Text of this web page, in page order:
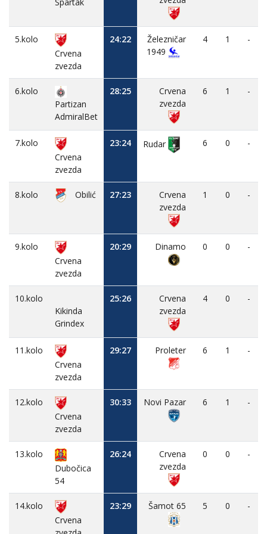
5.kolo
Crvena
zvezda
24:22
Železničar
1949
4 1 -
6.kolo
Partizan
AdmiralBet
28:25
Crvena
zvezda
6 1 -
7.kolo
Crvena
zvezda
23:24 Rudar 6 0 -
8.kolo Obilić 27:23
Crvena
zvezda
1 0 -
9.kolo
Crvena
zvezda
20:29 Dinamo 0 0 -
10.kolo
Kikinda
Grindex
25:26
Crvena
zvezda
4 0 -
11.kolo
Crvena
zvezda
29:27 Proleter 6 1 -
12.kolo
Crvena
zvezda
30:33 Novi Pazar 6 1 -
13.kolo
Dubočica
54
26:24
Crvena
zvezda
0 0 -
14.kolo
Crvena
23:29 Šamot 65 5 0 -